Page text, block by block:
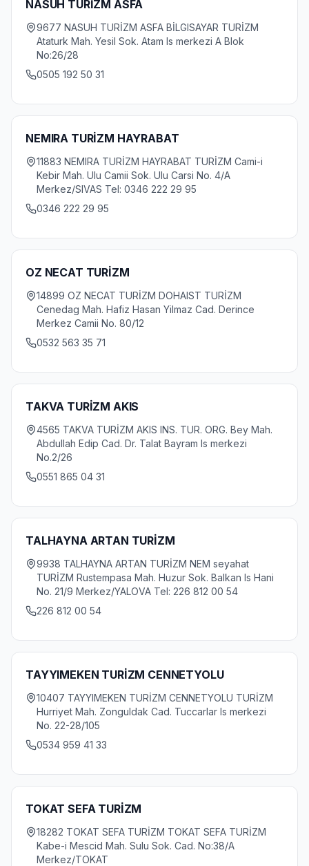
NASUH TURİZM ASFA
9677 NASUH TURİZM ASFA BİLGISAYAR TURİZM
Ataturk Mah. Yesil Sok. Atam Is merkezi A Blok
No:26/28
0505 192 50 31
NEMIRA TURİZM HAYRABAT
11883 NEMIRA TURİZM HAYRABAT TURİZM Cami-i
Kebir Mah. Ulu Camii Sok. Ulu Carsi No. 4/A
Merkez/SIVAS Tel: 0346 222 29 95
0346 222 29 95
OZ NECAT TURİZM
14899 OZ NECAT TURİZM DOHAIST TURİZM
Cenedag Mah. Hafiz Hasan Yilmaz Cad. Derince
Merkez Camii No. 80/12
0532 563 35 71
TAKVA TURİZM AKIS
4565 TAKVA TURİZM AKIS INS. TUR. ORG. Bey Mah.
Abdullah Edip Cad. Dr. Talat Bayram Is merkezi
No.2/26
0551 865 04 31
TALHAYNA ARTAN TURİZM
9938 TALHAYNA ARTAN TURİZM NEM seyahat
TURİZM Rustempasa Mah. Huzur Sok. Balkan Is Hani
No. 21/9 Merkez/YALOVA Tel: 226 812 00 54
226 812 00 54
TAYYIMEKEN TURİZM CENNETYOLU
10407 TAYYIMEKEN TURİZM CENNETYOLU TURİZM
Hurriyet Mah. Zonguldak Cad. Tuccarlar Is merkezi
No. 22-28/105
0534 959 41 33
TOKAT SEFA TURİZM
18282 TOKAT SEFA TURİZM TOKAT SEFA TURİZM
Kabe-i Mescid Mah. Sulu Sok. Cad. No:38/A
Merkez/TOKAT